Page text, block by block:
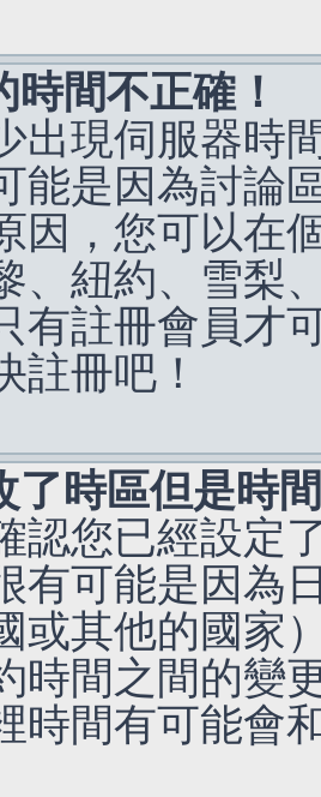
時間不正確！
出現伺服器時
能是因為討論
因，您可以在
、紐約、雪梨
有註冊會員才
註冊吧！
了時區但是時
認您已經設定
有可能是因為
或其他的國家
時間之間的變
時間有可能會